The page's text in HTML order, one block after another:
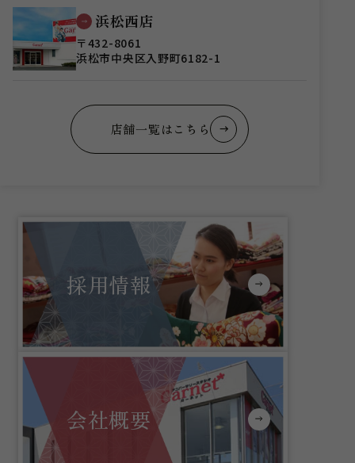
浜松西店
〒432-8061
浜松市中央区入野町6182-1
店舗一覧はこちら
採用情報
会社概要